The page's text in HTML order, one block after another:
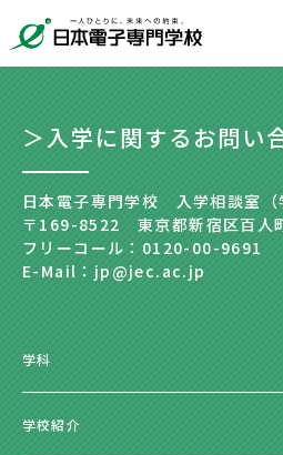
＞入学に関するお問い
日本電子専門学校 入学相談室（
〒169-8522 東京都新宿区百人
フリーコール：0120-00-9691
E-Mail：jp@jec.ac.jp
学科
学校紹介